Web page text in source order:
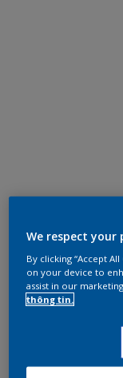
We respect your
By clicking “Accept
on your device to
assist in our
thông tin.